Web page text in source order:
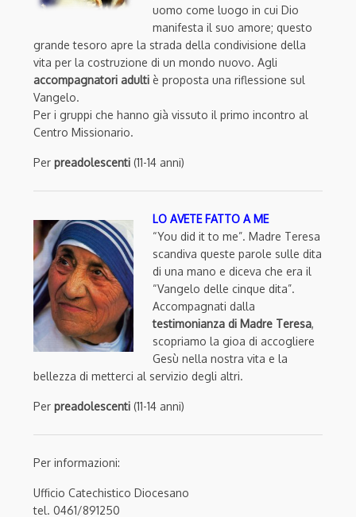
uomo come luogo in cui Dio
manifesta il suo amore; questo
grande tesoro apre la strada della condivisione della
vita per la costruzione di un mondo nuovo. Agli
accompagnatori adulti è proposta una riflessione sul
Vangelo.
Per i gruppi che hanno già vissuto il primo incontro al
Centro Missionario.
Per preadolescenti (11-14 anni)
LO AVETE FATTO A ME
“You did it to me”. Madre Teresa
scandiva queste parole sulle dita
di una mano e diceva che era il
“Vangelo delle cinque dita”.
Accompagnati dalla
testimonianza di Madre Teresa,
scopriamo la gioa di accogliere
Gesù nella nostra vita e la
bellezza di metterci al servizio degli altri.
Per preadolescenti (11-14 anni)
Per informazioni:
Ufficio Catechistico Diocesano
tel. 0461/891250